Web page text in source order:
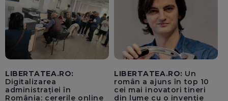
LIBERTATEA.RO:
Digitalizarea
administrației în
România: cererile online
LIBERTATEA.RO: Un
român a ajuns în top 10
cei mai inovatori tineri
din lume cu o invenție